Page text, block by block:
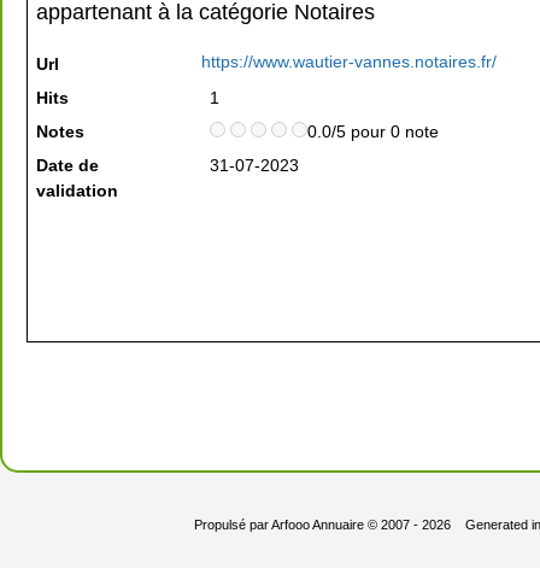
appartenant à la catégorie Notaires
Url
https://www.wautier-vannes.notaires.fr/
Hits
1
Notes
0.0/5 pour 0 note
Date de
validation
31-07-2023
Propulsé parArfooo Annuaire© 2007 - 2026 Generated